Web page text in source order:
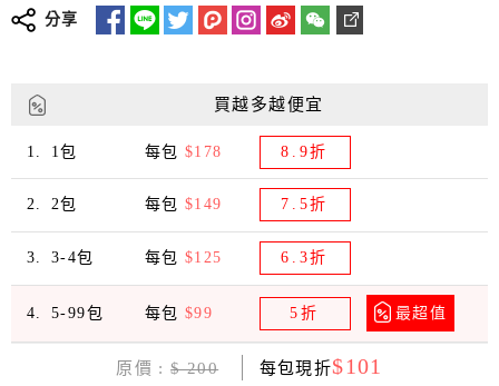
分享
買越多越便宜
1包 每包 $178 8.9折
2包 每包 $149 7.5折
3-4包 每包 $125 6.3折
5-99包 每包 $99 5折 最超值
原價 : $ 200 每包現折$101